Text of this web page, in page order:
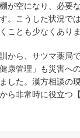
が空になり、必要
。こうした状況で
ことも少なくありま
から、サツマ薬局
康管理」も災害へ
した。漢方相談の
ら非常時に役立つ